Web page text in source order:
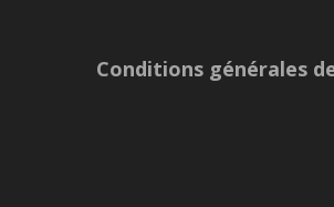
Conditions générales